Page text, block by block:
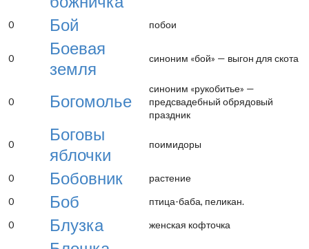
0 Бой побои
0
Боевая
земля
синоним «бой» — выгон для скота
0 Богомолье
синоним «рукобитье» —
предсвадебный обрядовый
праздник
0
Боговы
яблочки
поимидоры
0 Бобовник
растение
0
Боб
птица-баба, пеликан.
0
Блузка женская кофточка